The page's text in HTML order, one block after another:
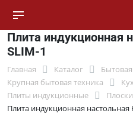
Плита индукционная
SLIM-1
Главная Каталог
Крупная бытовая техника
Плиты индукционные
Плита индукционная настольная